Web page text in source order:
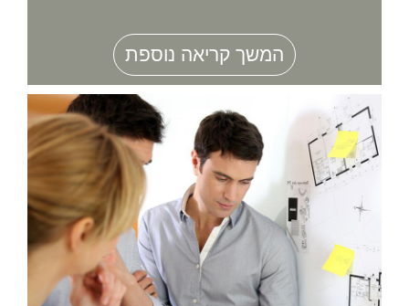
המשך קריאה נוספת